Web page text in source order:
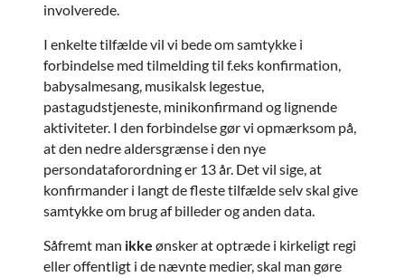
involverede.
I enkelte tilfælde vil vi bede om samtykke i
forbindelse med tilmelding til f.eks konfirmation,
babysalmesang, musikalsk legestue,
pastagudstjeneste, minikonfirmand og lignende
aktiviteter. I den forbindelse gør vi opmærksom på,
at den nedre aldersgrænse i den nye
persondataforordning er 13 år. Det vil sige, at
konfirmander i langt de fleste tilfælde selv skal give
samtykke om brug af billeder og anden data.
Såfremt man ikke ønsker at optræde i kirkeligt regi
eller offentligt i de nævnte medier, skal man gøre